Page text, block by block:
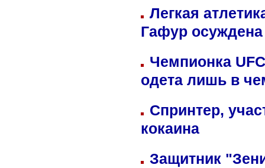
Легкая
Гафур осуждена
Чемпионка
одета лишь в
Спринтер,
кокаина
Защитник